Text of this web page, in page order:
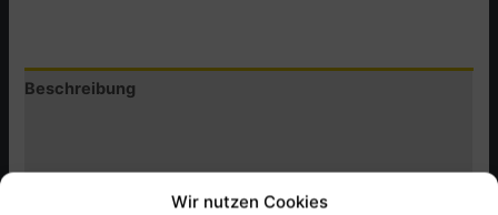
Wir nutzen Cookies
Beschreibung
Produktsicherheit (GPSR)